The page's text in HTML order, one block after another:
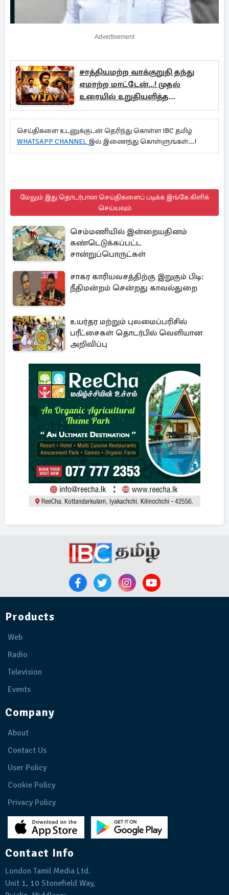
Advertisement
சாத்தியமற்ற வாக்குறுதி தந்து
ஏமாற்ற மாட்டேன்...! முதல்
உரையில் உறுதியளித்த
முதலமைச்சர் விஜய்
செய்திகளை உடனுக்குடன் தெரிந்து கொள்ள IBC தமிழ்
WHATSAPP CHANNEL இல் இணைந்து கொள்ளுங்கள்...!
மேலும் இது தொடர்பான செய்திகளைப் படிக்க இங்கே கிளிக்
செய்யவும்
செம்மணியில் இன்றையதினம்
கண்டெடுக்கப்பட்ட
சான்றுப்பொருட்கள்
சாகர காரியவசத்திற்கு இறுகும் பிடி:
நீதிமன்றம் சென்றது காவல்துறை
உயர்தர மற்றும் புலமைப்பரிசில்
பரீட்சைகள் தொடர்பில் வெளியான
அறிவிப்பு
Products
Web
Radio
Television
Events
Company
About
Contact Us
User Policy
Cookie Policy
Privacy Policy
Contact Info
London Tamil Media Ltd.
Unit 1, 10 Stonefield Way,